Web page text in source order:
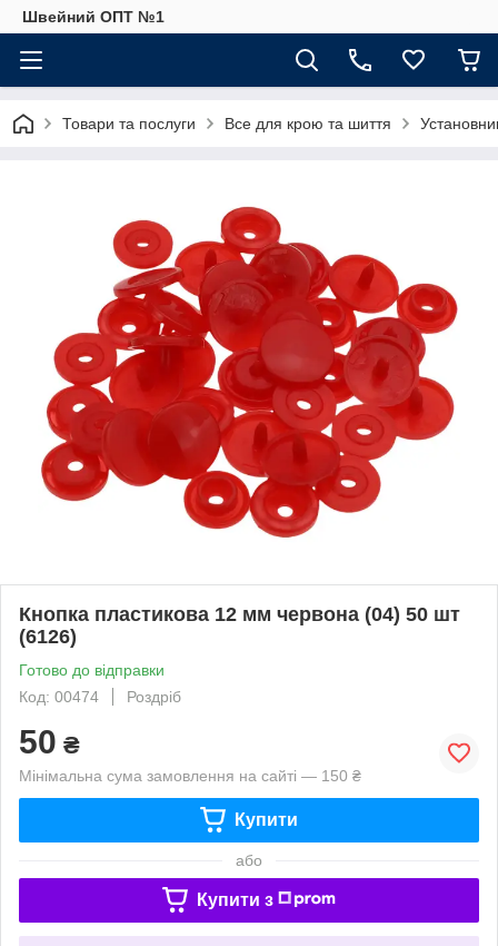
Швейний ОПТ №1
Товари та послуги Все для крою та шиття
Кнопка пластикова 12 мм червона (04) 50 шт
(6126)
Готово до відправки
Код: 00474
Роздріб
50 ₴
Мінімальна сума замовлення на сайті — 150 ₴
Купити
або
Купити з